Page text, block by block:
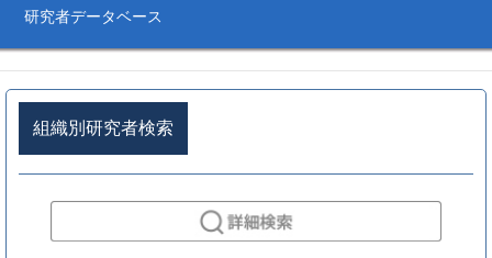
研究者データベース
組織別研究者検索